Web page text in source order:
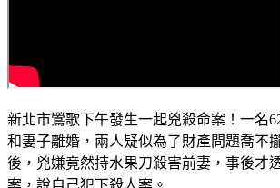
新北市鶯歌下午發生一起兇殺命案！一名
和妻子離婚，兩人疑似為了財產問題喬不